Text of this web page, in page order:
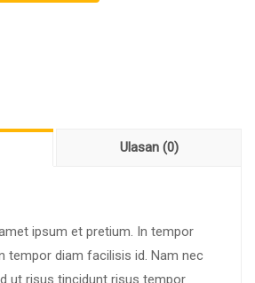
Ulasan (0)
ipsum et pretium. In tempor
tempor diam facilisis id. Nam nec
ut risus tincidunt risus tempor